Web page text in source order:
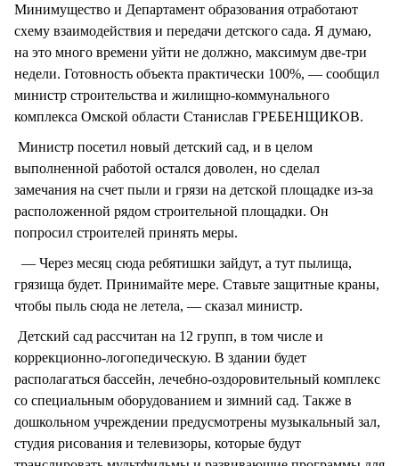
Минимущество и Департамент образования отработают
схему взаимодействия и передачи детского сада. Я думаю,
на это много времени уйти не должно, максимум две-три
недели. Готовность объекта практически 100%, — сообщил
министр строительства и жилищно-коммунального
комплекса Омской области Станислав ГРЕБЕНЩИКОВ.
Министр посетил новый детский сад, и в целом
выполненной работой остался доволен, но сделал
замечания на счет пыли и грязи на детской площадке из-за
расположенной рядом строительной площадки. Он
попросил строителей принять меры.
— Через месяц сюда ребятишки зайдут, а тут пылища,
грязища будет. Принимайте мере. Ставьте защитные краны,
чтобы пыль сюда не летела, — сказал министр.
Детский сад рассчитан на 12 групп, в том числе и
коррекционно-логопедическую. В здании будет
располагаться бассейн, лечебно-оздоровительный комплекс
со специальным оборудованием и зимний сад. Также в
дошкольном учреждении предусмотрены музыкальный зал,
студия рисования и телевизоры, которые будут